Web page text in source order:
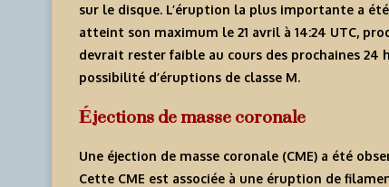
sur le disque. L’éruption la plus importante a
atteint son maximum le 21 avril à 14:24 UTC,
devrait rester faible au cours des prochaines 24
possibilité d’éruptions de classe M.
Éjections de masse coronale
Une éjection de masse coronale (CME) a été
Cette CME est associée à une éruption de